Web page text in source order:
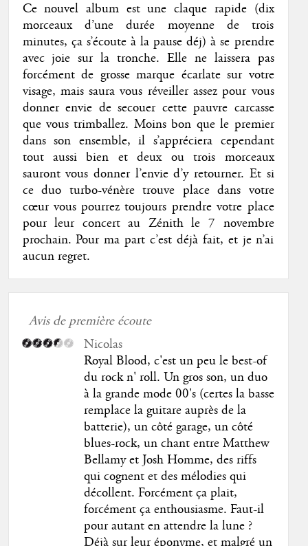
Ce nouvel album est une claque rapide (dix
morceaux d’une durée moyenne de trois
minutes, ça s’écoute à la pause déj) à se prendre
avec joie sur la tronche. Elle ne laissera pas
forcément de grosse marque écarlate sur votre
visage, mais saura vous réveiller assez pour vous
donner envie de secouer cette pauvre carcasse
que vous trimballez. Moins bon que le premier
dans son ensemble, il s’appréciera cependant
tout aussi bien et deux ou trois morceaux
sauront vous donner l’envie d’y retourner. Et si
ce duo turbo-vénère trouve place dans votre
cœur vous pourrez toujours prendre votre place
pour leur concert au Zénith le 7 novembre
prochain. Pour ma part c’est déjà fait, et je n’ai
aucun regret.
Avis de première écoute
Nicolas
Royal Blood, c'est un peu le best-of
du rock n' roll. Un gros son, un duo
à la grande mode 00's (certes la basse
remplace la guitare auprès de la
batterie), un côté garage, un côté
blues-rock, un chant entre Matthew
Bellamy et Josh Homme, des riffs
qui cognent et des mélodies qui
décollent. Forcément ça plait,
forcément ça enthousiasme. Faut-il
pour autant en attendre la lune ?
Déjà sur leur éponyme, et malgré un